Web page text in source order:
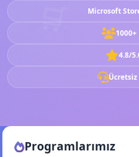
Microsoft
4.8/
🛒
Programlarımız